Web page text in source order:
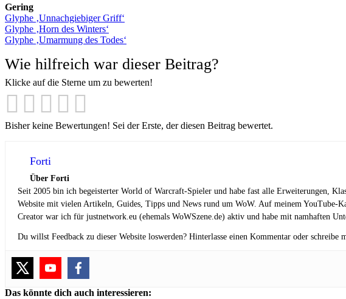
Gering
Glyphe ‚Unnachgiebiger Griff‘
Glyphe ‚Horn des Winters‘
Glyphe ‚Umarmung des Todes‘
Wie hilfreich war dieser Beitrag?
Klicke auf die Sterne um zu bewerten!
Bisher keine Bewertungen! Sei der Erste, der diesen Beitrag bewertet.
Forti
Über Forti
Seit 2005 bin ich begeisterter World of Warcraft-Spieler und habe fast alle Erweiterungen,
Website mit vielen Artikeln, Guides, Tipps und News rund um WoW. Auf meinem YouTube-
Creator war ich für justnetwork.eu (ehemals WoWSzene.de) aktiv und habe mit namhaften
Du willst Feedback zu dieser Website loswerden? Hinterlasse einen Kommentar oder schreibe
Das könnte dich auch interessieren: